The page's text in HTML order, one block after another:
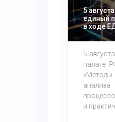
5
единый
в ходе
5
палате
и